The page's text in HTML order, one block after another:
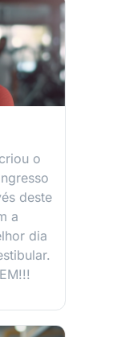
o
deste
a
dia